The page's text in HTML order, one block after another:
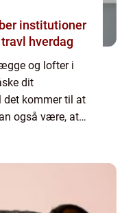
institutioner
hverdag
og lofter i
dit
det kommer til at
også være, at